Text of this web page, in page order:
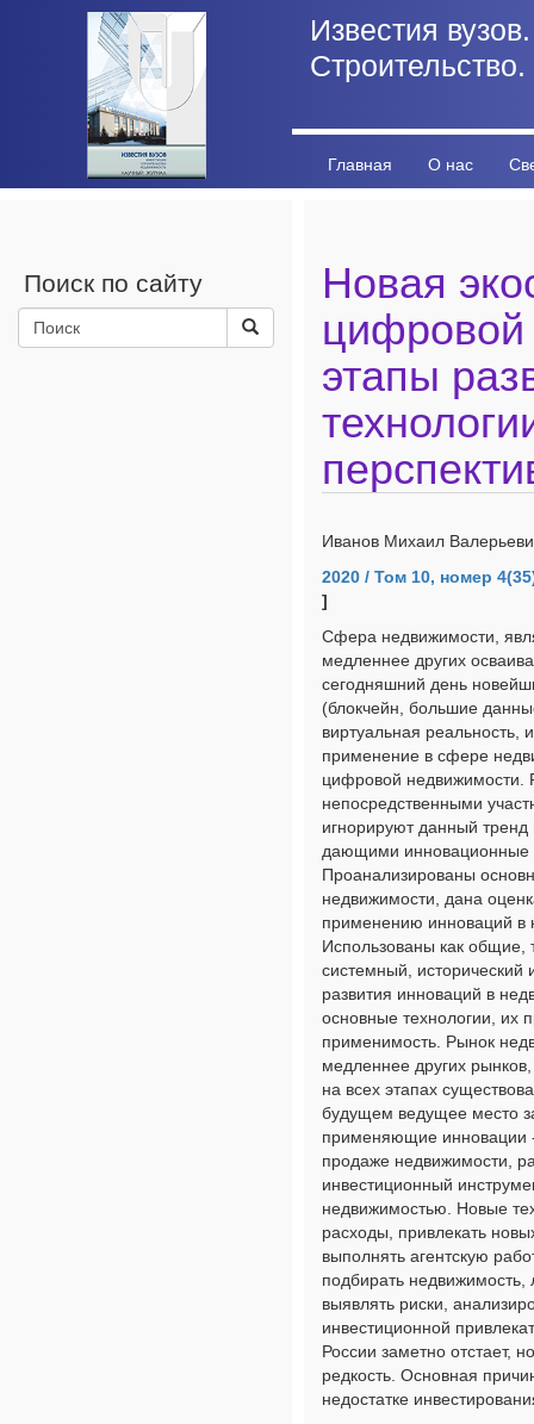
Известия
Главная О нас
Поиск по сайту
Новая
цифровой
этапы
Иванов Михаил
2020 / Том 10, номер
]
Сфера недвижимости,
медленнее других
сегодняшний день
(блокчейн, большие
виртуальная
применение в сфере
цифровой недвижимости.
непосредственными
игнорируют данный
дающими инновационные
Проанализированы
недвижимости, дана
применению инноваций в
Использованы как общие,
системный, исторический
развития инноваций в
основные технологии, их
применимость. Рынок
медленнее других
на всех этапах
будущем ведущее место
применяющие инновации
продаже недвижимости,
инвестиционный
недвижимостью. Новые
расходы, привлекать
выполнять агентскую
подбирать недвижимость,
выявлять риски,
инвестиционной
России заметно отстает,
редкость. Основная
недостатке